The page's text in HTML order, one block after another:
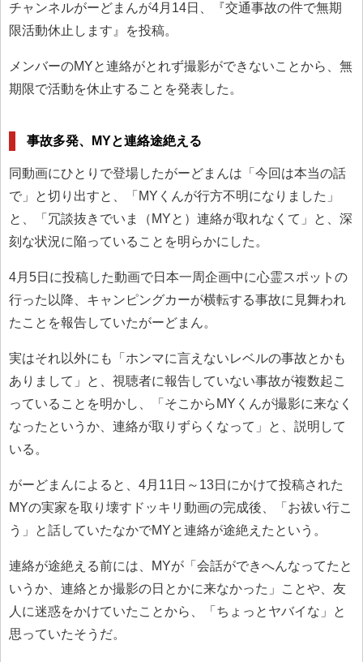
チャンネルがーどまんが4月14日、『交通事故の件で無期
限活動休止します』を投稿。
メンバーのMYと連絡がとれず撮影ができないことから、無
期限で活動を休止することを発表した。
事故多発、MYと連絡途絶える
同動画にひとりで登場したがーどまんは「今回は本当の話
で」と切り出すと、「MYくんが行方不明になりました」
と、「冗談抜きでいま（MYと）連絡が取れなくて」と、深
刻な状況に陥っていることを明らかにした。
4月5日に投稿した動画で日本一周企画中に心霊スポットの
行った以降、キャンピングカーが横転する事故に見舞われ
たことを報告していたがーどまん。
実はそれ以外にも「ホンマに言えないレベルの事故とかも
ありまして」と、視聴者に報告していない事故が複数起こ
っていることを明かし、「そこからMYくんが撮影に来なく
なったというか、連絡が取りずらくなって」と、説明して
いる。
がーどまんによると、4月11日～13日にかけて投稿された
MYの実家を取り壊すドッキリ動画の完成後、「お祓い行こ
う」と話していたなかでMYと連絡が途絶えたという。
連絡が途絶える前には、MYが「会話ができへんなってたと
いうか、連絡とか撮影の日とかに来なかった」ことや、友
人に迷惑をかけていたことから、「ちょっとヤバイな」と
思っていたそうだ。